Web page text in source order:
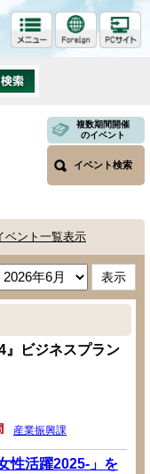
複数期間開催
のイベント
イベント検索
ベント一覧表示
』ビジネスプラン
産業振興課
性活躍2025-」を